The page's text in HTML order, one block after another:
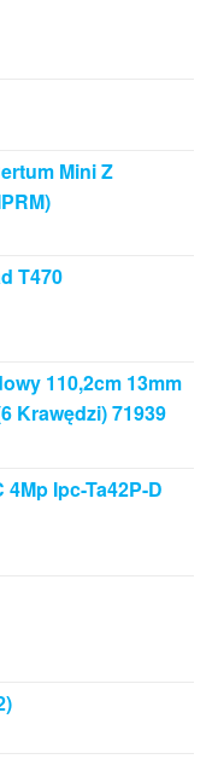
Mini Z
T470
110,2cm 13mm
Krawędzi) 71939
Ipc-Ta42P-D